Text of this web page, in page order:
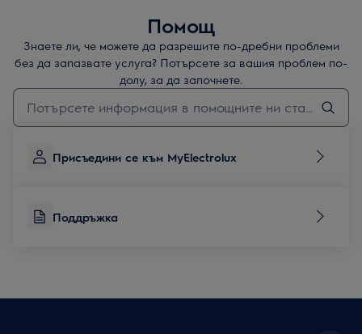
Помощ
Знаете ли, че можете да разрешите по-дребни проблеми
без да запазвате услуга? Потърсете за вашия проблем по-
долу, за да започнете.
Въведете текст за да потърсите статии за поддръжка
Присъедини се към MyElectrolux
Поддръжка